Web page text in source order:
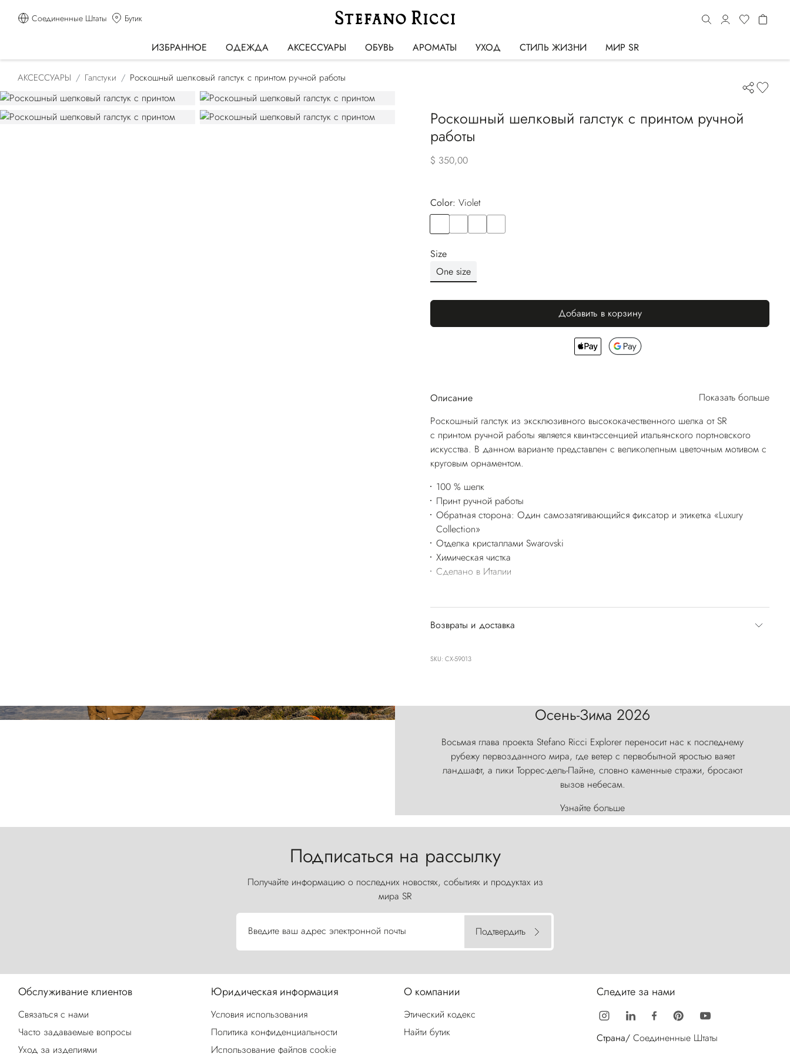
Соединенные Штаты Бутик
ИЗБРАННОЕ ОДЕЖДА АКСЕССУАРЫ ОБУВЬ АРОМАТЫ УХОД СТИЛЬ ЖИЗНИ МИР SR
АКСЕССУАРЫ Галстуки Роскошный шелковый галстук с принтом ручной работы
Роскошный шелковый галстук с принтом ручной
работы
$ 350,00
Color:
violet
Size
One size
Добавить в корзину
Описание
Показать больше
Роскошный галстук из эксклюзивного высококачественного шелка от SR
с принтом ручной работы является квинтэссенцией итальянского портновского
искусства. В данном варианте представлен с великолепным цветочным мотивом с
круговым орнаментом.
100 % шелк
Принт ручной работы
Обратная сторона: Один самозатягивающийся фиксатор и этикетка «Luxury
Collection»
Отделка кристаллами Swarovski
Химическая чистка
Сделано в Италии
Возвраты и доставка
SKU: CX-59013
Осень-Зима 2026
Восьмая глава проекта Stefano Ricci Explorer переносит нас к последнему
рубежу первозданного мира, где ветер с первобытной яростью ваяет
ландшафт, а пики Торрес-дель-Пайне, словно каменные стражи, бросают
вызов небесам.
Узнайте больше
Подписаться на рассылку
Получайте информацию о последних новостях, событиях и продуктах из
мира SR
Введите ваш адрес электронной почты Подтвердить
Обслуживание клиентов
Связаться с нами
Часто задаваемые вопросы
Уход за изделиями
Юридическая информация
Условия использования
Политика конфиденциальности
Использование файлов cookie
О компании
Этический кодекс
Найти бутик
Следите за нами
Страна/ Соединенные Штаты